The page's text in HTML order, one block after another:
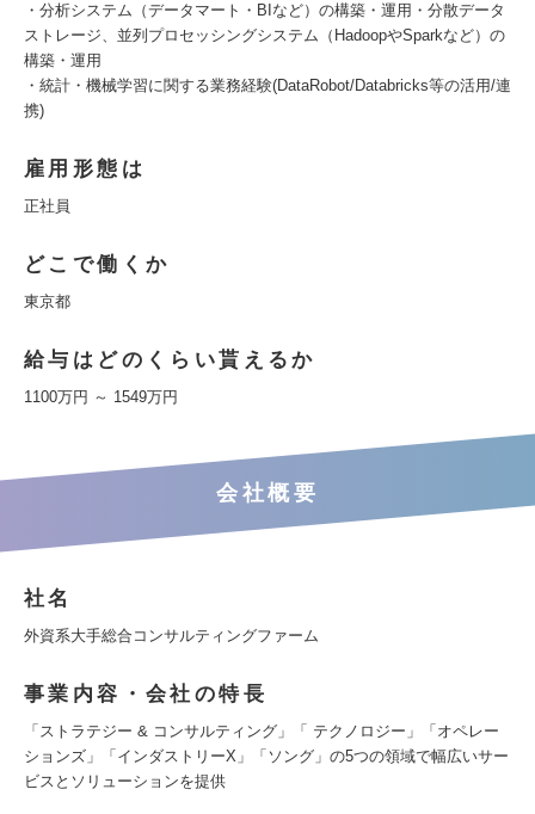
・分析システム（データマート・BIなど）の構築・運用・分散データ
ストレージ、並列プロセッシングシステム（HadoopやSparkなど）の
構築・運用
・統計・機械学習に関する業務経験(DataRobot/Databricks等の活用/連
携)
雇用形態は
正社員
どこで働くか
東京都
給与はどのくらい貰えるか
1100万円 ～ 1549万円
会社概要
社名
外資系大手総合コンサルティングファーム
事業内容・会社の特長
「ストラテジー & コンサルティング」「 テクノロジー」「オペレー
ションズ」「インダストリーX」「ソング」の5つの領域で幅広いサー
ビスとソリューションを提供